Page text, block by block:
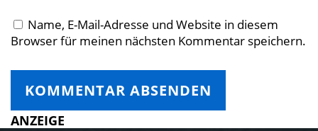
Name, E-Mail-Adresse und Website in diesem
Browser für meinen nächsten Kommentar speichern.
ANZEIGE